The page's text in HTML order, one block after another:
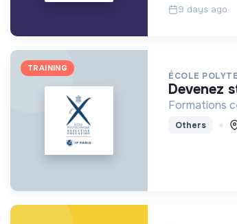
9 days ago
TRAINING
ÉCOLE
Formations
Others